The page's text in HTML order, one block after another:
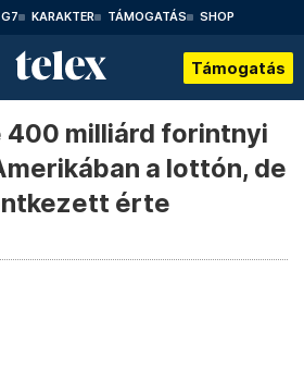
G7 KARAKTER TÁMOGATÁS SHOP
Támogatás
400 milliárd forintnyi
a lottón, de
érte